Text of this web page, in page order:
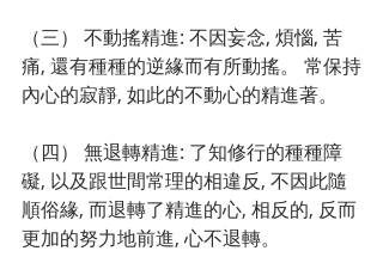
（三） 不動搖精進: 不因妄念, 煩惱, 苦
痛, 還有種種的逆緣而有所動搖。 常保持
內心的寂靜, 如此的不動心的精進著。
（四） 無退轉精進: 了知修行的種種障
礙, 以及跟世間常理的相違反, 不因此隨
順俗緣, 而退轉了精進的心, 相反的, 反而
更加的努力地前進, 心不退轉。